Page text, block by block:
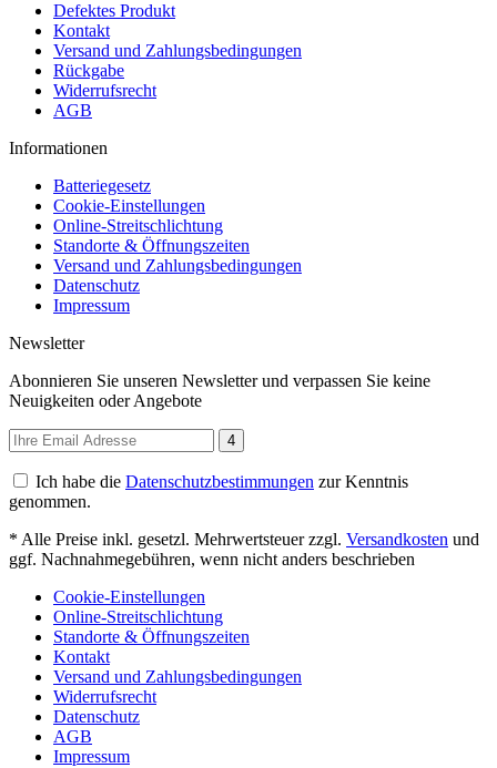
Defektes Produkt
Kontakt
Versand und Zahlungsbedingungen
Rückgabe
Widerrufsrecht
AGB
Informationen
Batteriegesetz
Cookie-Einstellungen
Online-Streitschlichtung
Standorte & Öffnungszeiten
Versand und Zahlungsbedingungen
Datenschutz
Impressum
Newsletter
Abonnieren Sie unseren Newsletter und verpassen Sie keine
Neuigkeiten oder Angebote
4
Ich habe die Datenschutzbestimmungen zur Kenntnis
genommen.
* Alle Preise inkl. gesetzl. Mehrwertsteuer zzgl. Versandkosten und
ggf. Nachnahmegebühren, wenn nicht anders beschrieben
Cookie-Einstellungen
Online-Streitschlichtung
Standorte & Öffnungszeiten
Kontakt
Versand und Zahlungsbedingungen
Widerrufsrecht
Datenschutz
AGB
Impressum